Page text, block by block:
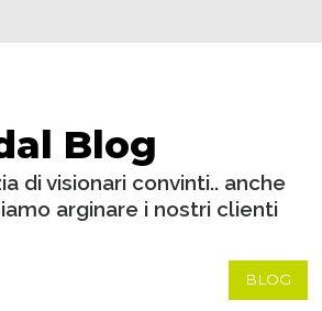
Blog
di visionari convinti.. anche
arginare i nostri clienti
BLOG